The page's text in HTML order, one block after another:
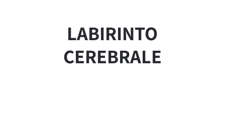
LABIRINTO
CEREBRALE